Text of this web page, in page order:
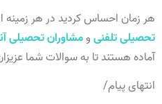
هر زمان احساس کردید در هر زمینه
تحصیلی تلفنیومشاوران تحصیلی
آماده هستند تا به سوالات شما
انتهای پیام/